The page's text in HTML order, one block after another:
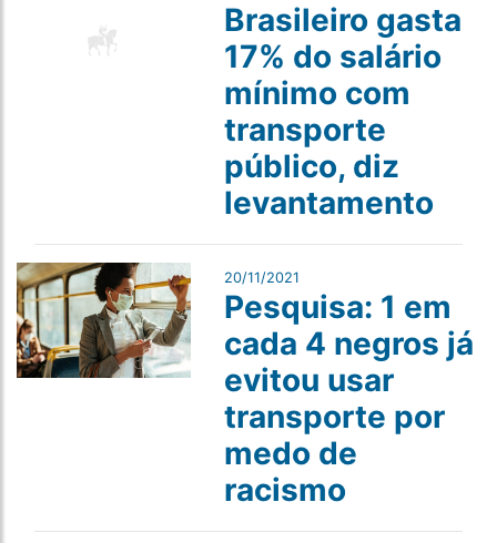
Brasileiro gasta
17% do salário
mínimo com
transporte
público, diz
levantamento
20/11/2021
Pesquisa: 1 em
cada 4 negros já
evitou usar
transporte por
medo de
racismo